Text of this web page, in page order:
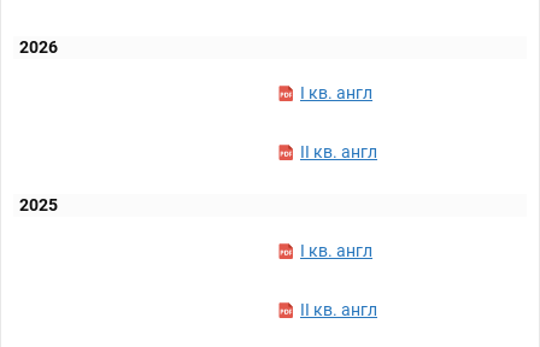
2026
I кв. англ
II кв. англ
2025
I кв. англ
II кв. англ